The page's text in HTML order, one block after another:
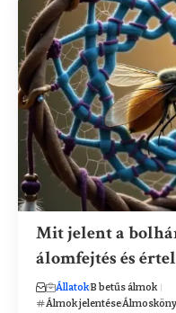
Mit jelent a
álomfejtés és
ÁllatokB betűs álmok
Álmok jelentése